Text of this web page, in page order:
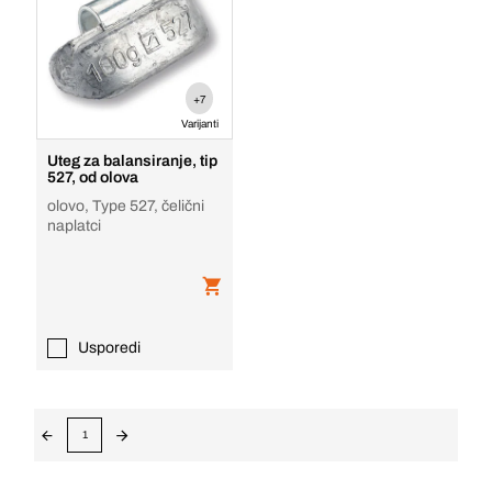
+7
Varijanti
Uteg za balansiranje, tip
527, od olova
olovo, Type 527, čelični
naplatci
Usporedi
1